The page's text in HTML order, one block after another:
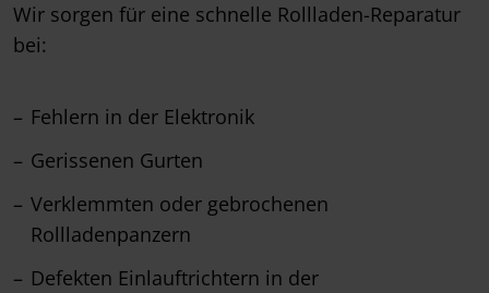
Wir sorgen für eine schnelle Rollladen-Reparatur
bei:
Fehlern in der Elektronik
Gerissenen Gurten
Verklemmten oder gebrochenen
Rollladenpanzern
Defekten Einlauftrichtern in der